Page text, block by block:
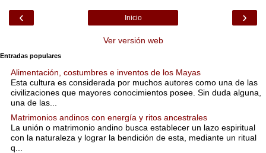
‹ ›
Inicio
Ver versión web
Entradas populares
Alimentación, costumbres e inventos de los Mayas
Esta cultura es considerada por muchos autores como una de las
civilizaciones que mayores conocimientos posee. Sin duda alguna,
una de las...
Matrimonios andinos con energía y ritos ancestrales
La unión o matrimonio andino busca establecer un lazo espiritual
con la naturaleza y lograr la bendición de esta, mediante un ritual
q...